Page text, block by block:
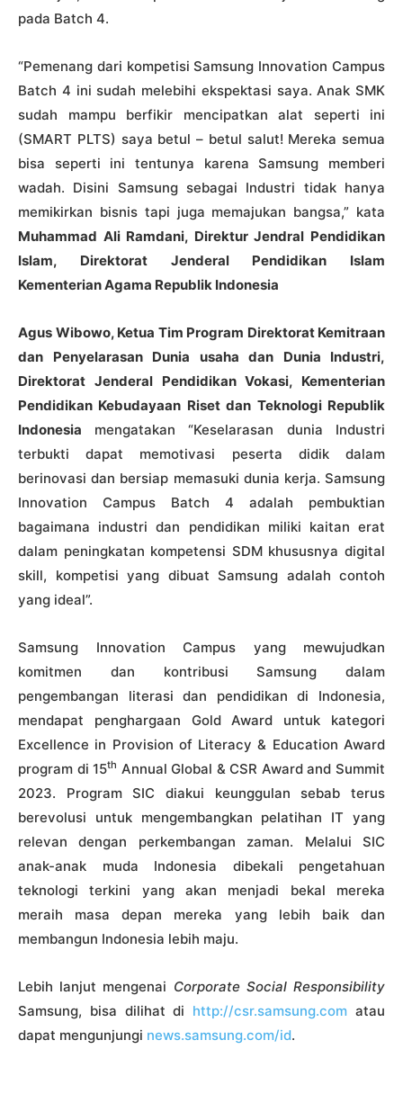
pada Batch 4.
“Pemenang dari kompetisi Samsung Innovation Campus
Batch 4 ini sudah melebihi ekspektasi saya. Anak SMK
sudah mampu berfikir mencipatkan alat seperti ini
(SMART PLTS) saya betul – betul salut! Mereka semua
bisa seperti ini tentunya karena Samsung memberi
wadah. Disini Samsung sebagai Industri tidak hanya
memikirkan bisnis tapi juga memajukan bangsa,” kata
Muhammad Ali Ramdani, Direktur Jendral Pendidikan
Islam, Direktorat Jenderal Pendidikan Islam
Kementerian Agama Republik Indonesia
Agus Wibowo, Ketua Tim Program Direktorat Kemitraan
dan Penyelarasan Dunia usaha dan Dunia Industri,
Direktorat Jenderal Pendidikan Vokasi, Kementerian
Pendidikan Kebudayaan Riset dan Teknologi Republik
Indonesia mengatakan “Keselarasan dunia Industri
terbukti dapat memotivasi peserta didik dalam
berinovasi dan bersiap memasuki dunia kerja. Samsung
Innovation Campus Batch 4 adalah pembuktian
bagaimana industri dan pendidikan miliki kaitan erat
dalam peningkatan kompetensi SDM khususnya digital
skill, kompetisi yang dibuat Samsung adalah contoh
yang ideal”.
Samsung Innovation Campus yang mewujudkan
komitmen dan kontribusi Samsung dalam
pengembangan literasi dan pendidikan di Indonesia,
mendapat penghargaan Gold Award untuk kategori
Excellence in Provision of Literacy & Education Award
program di 15th Annual Global & CSR Award and Summit
2023. Program SIC diakui keunggulan sebab terus
berevolusi untuk mengembangkan pelatihan IT yang
relevan dengan perkembangan zaman. Melalui SIC
anak-anak muda Indonesia dibekali pengetahuan
teknologi terkini yang akan menjadi bekal mereka
meraih masa depan mereka yang lebih baik dan
membangun Indonesia lebih maju.
Lebih lanjut mengenai Corporate Social Responsibility
Samsung, bisa dilihat di http://csr.samsung.com atau
dapat mengunjungi news.samsung.com/id.